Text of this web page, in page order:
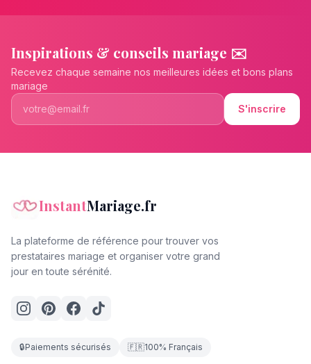
Inspirations & conseils mariage ✉️
Recevez chaque semaine nos meilleures idées et bons plans
mariage
S'inscrire
InstantMariage.fr
La plateforme de référence pour trouver vos
prestataires mariage et organiser votre grand
jour en toute sérénité.
🔒Paiements sécurisés 🇫🇷100% Français